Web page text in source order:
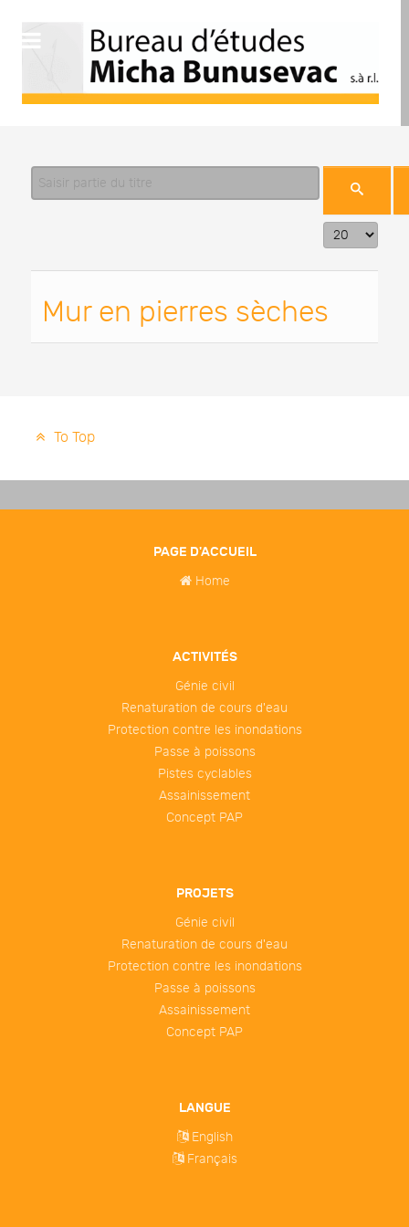
Saisir partie du titre
Affichage #
Mur en pierres sèches
To Top
PAGE D'ACCUEIL
Home
ACTIVITÉS
Génie civil
Renaturation de cours d'eau
Protection contre les inondations
Passe à poissons
Pistes cyclables
Assainissement
Concept PAP
PROJETS
Génie civil
Renaturation de cours d'eau
Protection contre les inondations
Passe à poissons
Assainissement
Concept PAP
LANGUE
English
Français